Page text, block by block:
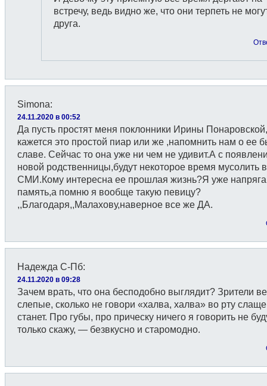
встречу, ведь видно же, что они терпеть не
друга.
Simona:
24.11.2020 в 00:52
Да пусть простят меня поклонники Ирины
кажется это простой пиар или же ,напомнить нам о ее
славе. Сейчас то она уже ни чем не удивит.А с
новой родственницы,будут некоторое время мусолить
СМИ.Кому интересна ее прошлая жизнь?Я уже
память,а помню я вообще такую певицу?
,,Благодаря,,Малахову,наверное все же ДА.
Надежда С-Пб:
24.11.2020 в 09:28
Зачем врать, что она бесподобно выглядит? Зрители
слепые, сколько не говори «халва, халва» во рту
станет. Про губы, про прическу ничего я говорить не
только скажу, — безвкусно и старомодно.